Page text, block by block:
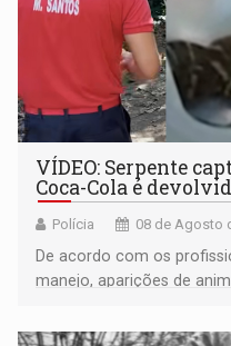
VÍDEO: Serpente
Coca-Cola é
Polícia 08 de Agosto
De acordo com os
manejo, aparições de